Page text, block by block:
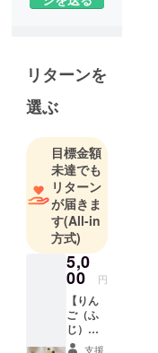
リターンを
選ぶ
目標金額
未達でも
リターン
が届きま
す(All-in
方式)
5,0
00 円
【りん
ご（ふ
じ）ス
トレー
支援